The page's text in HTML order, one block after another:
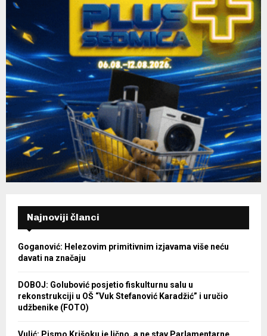
Najnoviji članci
Goganović: Helezovim primitivnim izjavama više neću
davati na značaju
DOBOJ: Golubović posjetio fiskulturnu salu u
rekonstrukciji u OŠ “Vuk Stefanović Karadžić” i uručio
udžbenike (FOTO)